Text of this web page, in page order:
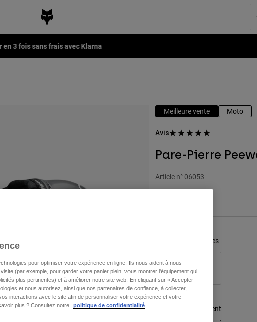
en 3 fois sans frais avec Klarna
Meilleure vente Moto
Avis
Pare-Pierre
Article n° 06053
Tableau des tailles
S/M
Noir/Argent
pour optimiser votre expérience en ligne. Ils nous aident à nous
(par exemple, pour garder votre panier plein, vous montrer l'équipement qui
plus pertinentes) et à améliorer notre site web. En cliquant sur « Accepter
et nous autorisez, ainsi que nos partenaires de confiance, à collecter,
interactions avec le site afin de personnaliser votre expérience et votre
plus ? Consultez notre
politique de confidentialité